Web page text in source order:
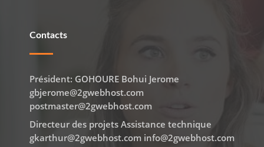
Contacts
Président: GOHOURE Bohui Jerome
gbjerome@2gwebhost.com
postmaster@2gwebhost.com
Directeur des projets Assistance technique
gkarthur@2gwebhost.com info@2gwebhost.com